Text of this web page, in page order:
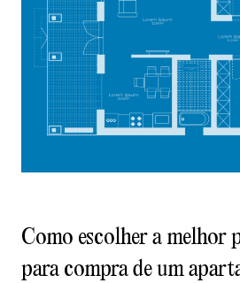
Como escolher a melhor
para compra de um